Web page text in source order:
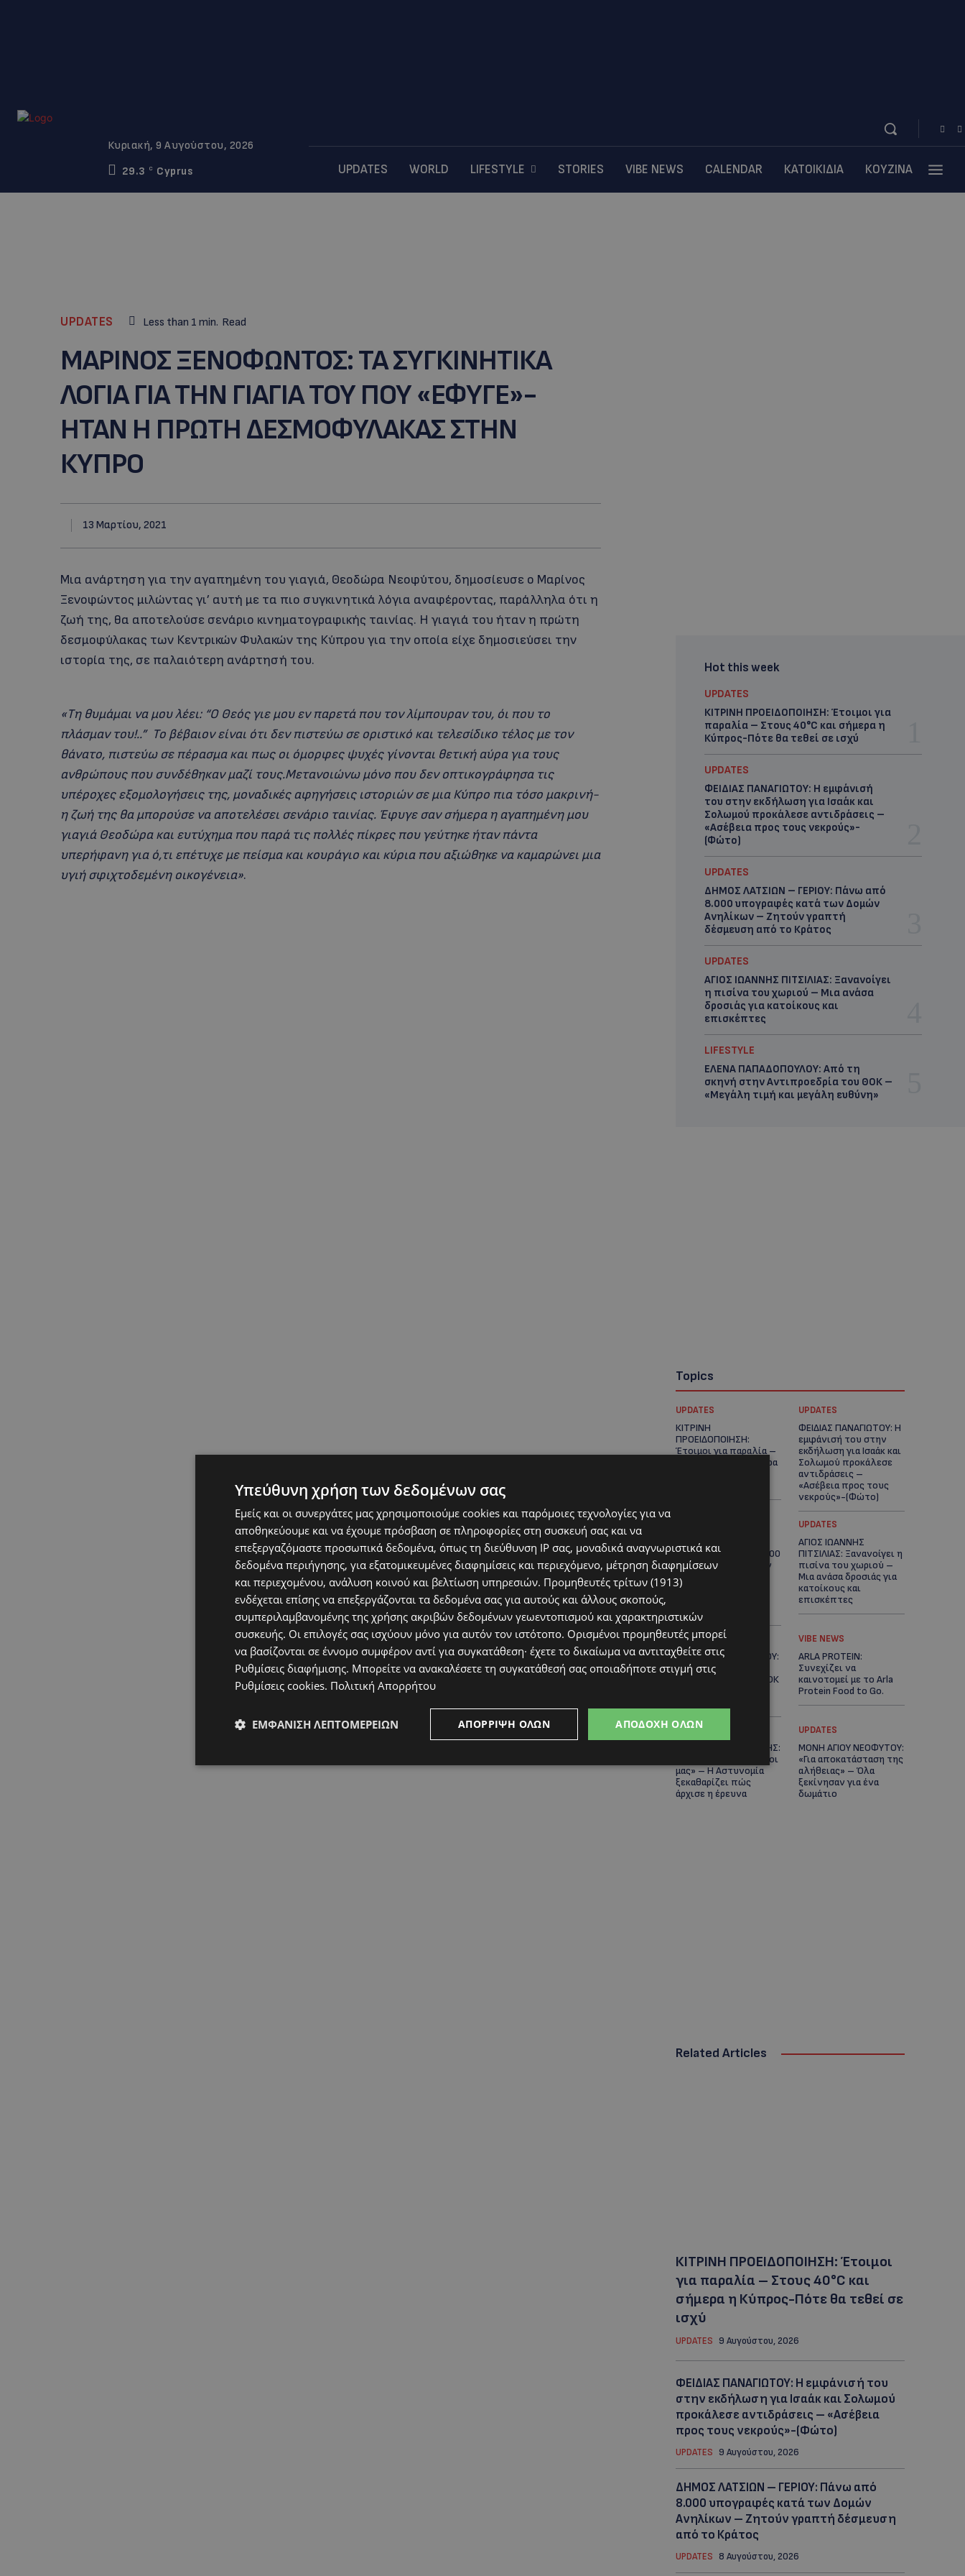
Κυριακή, 9 Αυγούστου, 2026
29.3
C Cyprus UPDATES WORLD LIFESTYLE STORIES VIBE NEWS CALENDAR ΚΑΤΟΙΚΙΔΙΑ ΚΟΥΖΙΝΑ
UPDATES Less than 1 min. Read
ΜΑΡΙΝΟΣ ΞΕΝΟΦΩΝΤΟΣ: TA ΣΥΓΚΙΝΗΤΙΚΑ
ΛΟΓΙΑ ΓΙΑ ΤΗΝ ΓΙΑΓΙΑ ΤΟΥ ΠΟΥ «ΕΦΥΓΕ»-
ΗΤΑΝ Η ΠΡΩΤΗ ΔΕΣΜΟΦΥΛΑΚΑΣ ΣΤΗΝ
ΚΥΠΡΟ
13 Μαρτίου, 2021
Μια ανάρτηση για την αγαπημένη του γιαγιά, Θεοδώρα Νεοφύτου, δημοσίευσε ο Μαρίνος
Ξενοφώντος μιλώντας γι’ αυτή με τα πιο συγκινητικά λόγια αναφέροντας, παράλληλα ότι η
ζωή της, θα αποτελούσε σενάριο κινηματογραφικής ταινίας. Η γιαγιά του ήταν η πρώτη
δεσμοφύλακας των Κεντρικών Φυλακών της Κύπρου για την οποία είχε δημοσιεύσει την
ιστορία της, σε παλαιότερη ανάρτησή του.
«Τη θυμάμαι να μου λέει: “Ο Θεός γιε μου εν παρετά που τον λίμπουραν του, όι που το
πλάσμαν του!..” Το βέβαιον είναι ότι δεν πιστεύω σε οριστικό και τελεσίδικο τέλος με τον
θάνατο, πιστεύω σε πέρασμα και πως οι όμορφες ψυχές γίνονται θετική αύρα για τους
ανθρώπους που συνδέθηκαν μαζί τους.Μετανοιώνω μόνο που δεν οπτικογράφησα τις
υπέροχες εξομολογήσεις της, μοναδικές αφηγήσεις ιστοριών σε μια Κύπρο πια τόσο μακρινή-
η ζωή της θα μπορούσε να αποτελέσει σενάριο ταινίας. Έφυγε σαν σήμερα η αγαπημένη μου
γιαγιά Θεοδώρα και ευτύχημα που παρά τις πολλές πίκρες που γεύτηκε ήταν πάντα
υπερήφανη για ό,τι επέτυχε με πείσμα και κουράγιο και κύρια που αξιώθηκε να καμαρώνει μια
υγιή σφιχτοδεμένη οικογένεια».
Hot this week
UPDATES
ΚΙΤΡΙΝΗ ΠΡΟΕΙΔΟΠΟΙΗΣΗ: Έτοιμοι για
παραλία – Στους 40°C και σήμερα η
Κύπρος-Πότε θα τεθεί σε ισχύ
UPDATES
ΦΕΙΔΙΑΣ ΠΑΝΑΓΙΩΤΟΥ: Η εμφάνισή
του στην εκδήλωση για Ισαάκ και
Σολωμού προκάλεσε αντιδράσεις –
«Ασέβεια προς τους νεκρούς»-
(Φώτο)
UPDATES
ΔΗΜΟΣ ΛΑΤΣΙΩΝ – ΓΕΡΙΟΥ: Πάνω από
8.000 υπογραφές κατά των Δομών
Ανηλίκων – Ζητούν γραπτή
δέσμευση από το Κράτος
UPDATES
ΑΓΙΟΣ ΙΩΑΝΝΗΣ ΠΙΤΣΙΛΙΑΣ: Ξανανοίγει
η πισίνα του χωριού – Μια ανάσα
δροσιάς για κατοίκους και
επισκέπτες
LIFESTYLE
ΕΛΕΝΑ ΠΑΠΑΔΟΠΟΥΛΟΥ: Από τη
σκηνή στην Αντιπροεδρία του ΘΟΚ –
«Μεγάλη τιμή και μεγάλη ευθύνη»
Topics
UPDATES
ΚΙΤΡΙΝΗ
ΠΡΟΕΙΔΟΠΟΙΗΣΗ:
Έτοιμοι για παραλία –
Στους 40°C και σήμερα
UPDATES
ΦΕΙΔΙΑΣ ΠΑΝΑΓΙΩΤΟΥ: Η
εμφάνισή του στην
εκδήλωση για Ισαάκ και
Σολωμού προκάλεσε
αντιδράσεις –
«Ασέβεια προς τους
νεκρούς»-(Φώτο)
ΔΗΜΟΣ ΛΑΤΣΙΩΝ –
ΓΕΡΙΟΥ: Πάνω από 8.000
υπογραφές κατά των
Δομών Ανηλίκων –
Ζητούν γραπτή
Κράτος
UPDATES
ΑΓΙΟΣ ΙΩΑΝΝΗΣ
ΠΙΤΣΙΛΙΑΣ: Ξανανοίγει η
πισίνα του χωριού –
Μια ανάσα δροσιάς για
κατοίκους και
επισκέπτες
LIFESTYLE
ΕΛΕΝΑ ΠΑΠΑΔΟΠΟΥΛΟΥ:
Από τη σκηνή στην
Αντιπροεδρία του ΘΟΚ
VIBE NEWS
ARLA PROTEIN:
Συνεχίζει να
καινοτομεί με το Arla
Protein Food to Go.
UPDATES
ΜΑΚΑΡΙΟΣ ΔΡΟΥΣΙΩΤΗΣ:
«Δεν ξεκινήσαμε μόνοι
μας» – Η Αστυνομία
ξεκαθαρίζει πώς
άρχισε η έρευνα
UPDATES
ΜΟΝΗ ΑΓΙΟΥ ΝΕΟΦΥΤΟΥ:
«Για αποκατάσταση της
αλήθειας» – Όλα
ξεκίνησαν για ένα
δωμάτιο
Related Articles
ΚΙΤΡΙΝΗ ΠΡΟΕΙΔΟΠΟΙΗΣΗ: Έτοιμοι
για παραλία – Στους 40°C και
σήμερα η Κύπρος-Πότε θα τεθεί σε
ισχύ
UPDATES 9 Αυγούστου, 2026
ΦΕΙΔΙΑΣ ΠΑΝΑΓΙΩΤΟΥ: Η εμφάνισή του
στην εκδήλωση για Ισαάκ και Σολωμού
προκάλεσε αντιδράσεις – «Ασέβεια
προς τους νεκρούς»-(Φώτο)
UPDATES 9 Αυγούστου, 2026
ΔΗΜΟΣ ΛΑΤΣΙΩΝ – ΓΕΡΙΟΥ: Πάνω από
8.000 υπογραφές κατά των Δομών
Ανηλίκων – Ζητούν γραπτή δέσμευση
από το Κράτος
UPDATES 8 Αυγούστου, 2026
Υπεύθυνη χρήση των δεδομένων σας
Εμείς και οι συνεργάτες μας χρησιμοποιούμε cookies και παρόμοιες τεχνολογίες για να
αποθηκεύουμε και να έχουμε πρόσβαση σε πληροφορίες στη συσκευή σας και να
επεξεργαζόμαστε προσωπικά δεδομένα, όπως τη διεύθυνση IP σας, μοναδικά αναγνωριστικά και
δεδομένα περιήγησης, για εξατομικευμένες διαφημίσεις και περιεχόμενο, μέτρηση διαφημίσεων
και περιεχομένου, ανάλυση κοινού και βελτίωση υπηρεσιών. Προμηθευτές τρίτων (1913)
ενδέχεται επίσης να επεξεργάζονται τα δεδομένα σας για αυτούς και άλλους σκοπούς,
συμπεριλαμβανομένης της χρήσης ακριβών δεδομένων γεωεντοπισμού και χαρακτηριστικών
συσκευής. Οι επιλογές σας ισχύουν μόνο για αυτόν τον ιστότοπο. Ορισμένοι προμηθευτές μπορεί
να βασίζονται σε έννομο συμφέρον αντί για συγκατάθεση· έχετε το δικαίωμα να αντιταχθείτε στις
Ρυθμίσεις διαφήμισης. Μπορείτε να ανακαλέσετε τη συγκατάθεσή σας οποιαδήποτε στιγμή στις
Ρυθμίσεις cookies. Πολιτική Απορρήτου
ΑΠΟΔΟΧΉ ΌΛΩΝ
ΑΠΌΡΡΙΨΗ ΌΛΩΝ
ΕΜΦΆΝΙΣΗ ΛΕΠΤΟΜΕΡΕΙΏΝ